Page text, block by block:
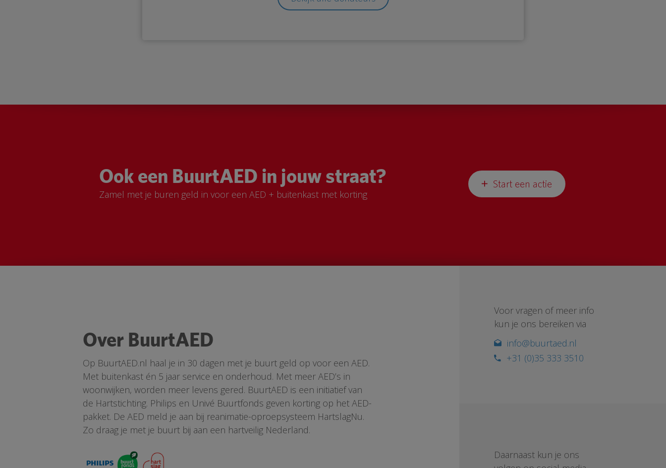
Ook een BuurtAED in jouw straat?
Zamel met je buren geld in voor een AED + buitenkast met korting
Start een actie
Over BuurtAED
Op BuurtAED.nl haal je in 30 dagen met je buurt geld op voor een AED.
Met buitenkast én 5 jaar service en onderhoud. Met meer AED’s in
woonwijken, worden meer levens gered. BuurtAED is een initiatief van
de Hartstichting. Philips en Univé Buurtfonds geven korting op het AED-
pakket. De AED meld je aan bij reanimatie-oproepsysteem HartslagNu.
Zo draag je met je buurt bij aan een hartveilig Nederland.
Voor vragen of meer info
kun je ons bereiken via
info@buurtaed.nl
+31 (0)35 333 3510
Daarnaast kun je ons